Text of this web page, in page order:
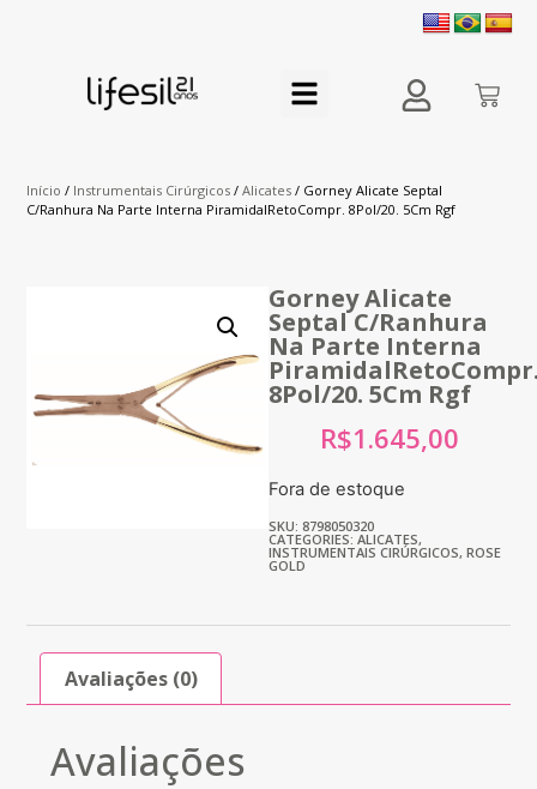
Início / Instrumentais Cirúrgicos /Alicates / Gorney Alicate Septal
C/Ranhura Na Parte Interna PiramidalRetoCompr. 8Pol/20. 5Cm Rgf
Gorney Alicate
Septal C/Ranhura
Na Parte Interna
8Pol/20. 5Cm Rgf
R$1.645,00
Fora de estoque
SKU: 8798050320
CATEGORIES: ALICATES,
INSTRUMENTAIS CIRÚRGICOS, ROSE
GOLD
Avaliações (0)
Avaliações